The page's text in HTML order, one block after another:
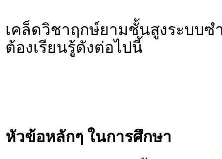
เคล็ดวิชาฤกษ์ยามชั้นสูงระบบซ
ต้องเรียนรู้ดังต่อไปนี้
หัวข้อหลักๆ ในการศึกษา